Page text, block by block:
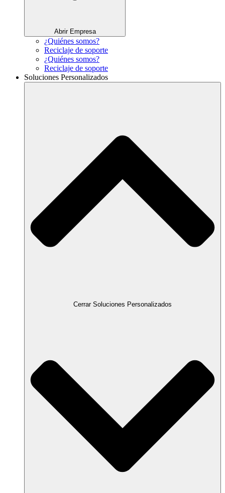
Abrir Empresa
¿Quiénes somos?
Reciclaje de soporte
¿Quiénes somos?
Reciclaje de soporte
Soluciones Personalizados
Cerrar Soluciones Personalizados